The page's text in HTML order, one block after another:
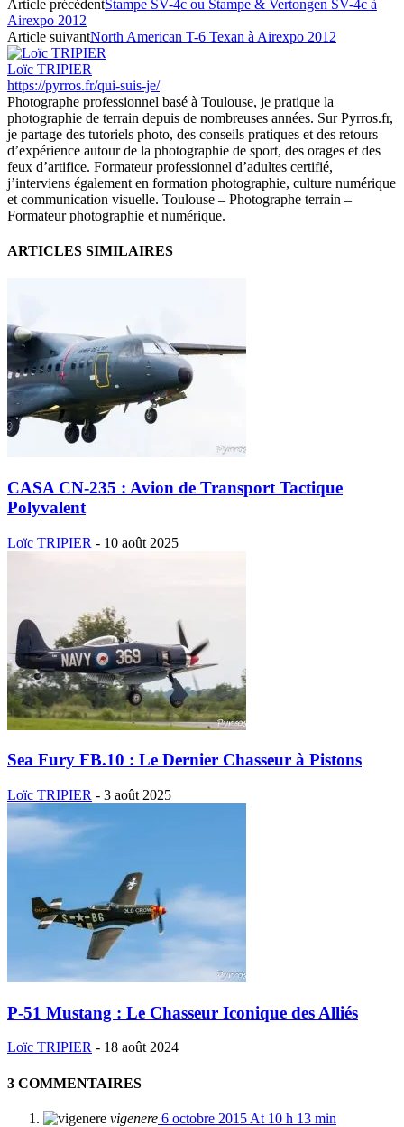
Article précédentStampe SV-4c ou Stampe & Vertongen SV-4c à
Airexpo 2012
Article suivantNorth American T-6 Texan à Airexpo 2012
Loïc TRIPIER
https://pyrros.fr/qui-suis-je/
Photographe professionnel basé à Toulouse, je pratique la
photographie de terrain depuis de nombreuses années. Sur Pyrros.fr,
je partage des tutoriels photo, des conseils pratiques et des retours
d’expérience autour de la photographie de sport, des orages et des
feux d’artifice. Formateur professionnel d’adultes certifié,
j’interviens également en formation photographie, culture numérique
et communication visuelle. Toulouse – Photographe terrain –
Formateur photographie et numérique.
ARTICLES SIMILAIRES
CASA CN-235 : Avion de Transport Tactique
Polyvalent
Loïc TRIPIER - 10 août 2025
Sea Fury FB.10 : Le Dernier Chasseur à Pistons
Loïc TRIPIER - 3 août 2025
P-51 Mustang : Le Chasseur Iconique des Alliés
Loïc TRIPIER - 18 août 2024
3 COMMENTAIRES
vigenere 6 octobre 2015 At 10 h 13 min